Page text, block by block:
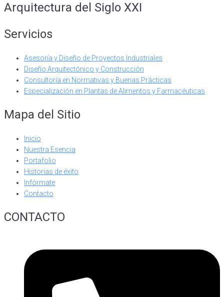
Arquitectura del Siglo XXI
Servicios
Asesoría y Diseño de Proyectos Industriales
Diseño Arquitectónico y Construcción
Consultoría en Normativas y Buenas Prácticas
Especialización en Plantas de Alimentos y Farmacéuticas
Mapa del Sitio
Inicio
Nuestra Esencia
Portafolio
Historias de éxito
Infórmate
Contacto
CONTACTO